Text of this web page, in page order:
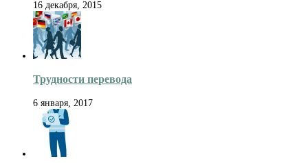
16 декабря, 2015
Трудности перевода
6 января, 2017